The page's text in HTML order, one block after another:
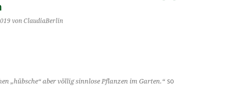
von ClaudiaBerlin
„hübsche“ aber völlig sinnlose Pflanzen im Garten.“ so